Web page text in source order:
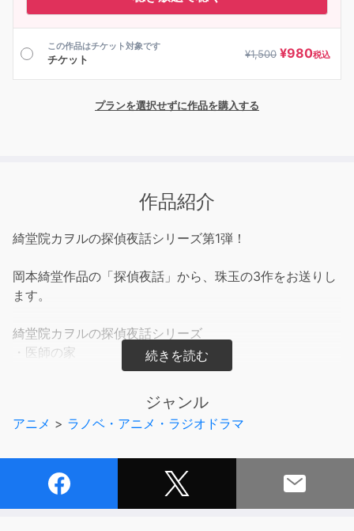
この作品はチケット対象です
チケット ¥1,500 ¥980税込
プランを選択せずに作品を購入する
作品紹介
綺堂院カヲルの探偵夜話シリーズ第1弾！
岡本綺堂作品の「探偵夜話」から、珠玉の3作をお送りし
ます。
綺堂院カヲルの探偵夜話シリーズ
・医師の家
・シリーズ3本セット「医師の家/蛔虫/百年前の黒手組」
声優：国実久留子
ジャンル
アニメ > ラノベ・アニメ・ラジオドラマ